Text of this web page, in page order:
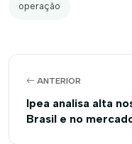
operação
ANTERIOR
Ipea analisa alta
Brasil e no